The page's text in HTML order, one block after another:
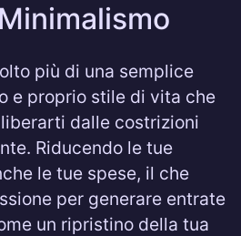
più di una semplice
e proprio stile di vita che
dalle costrizioni
Riducendo le tue
le tue spese, il che
per generare entrate
un ripristino della tua